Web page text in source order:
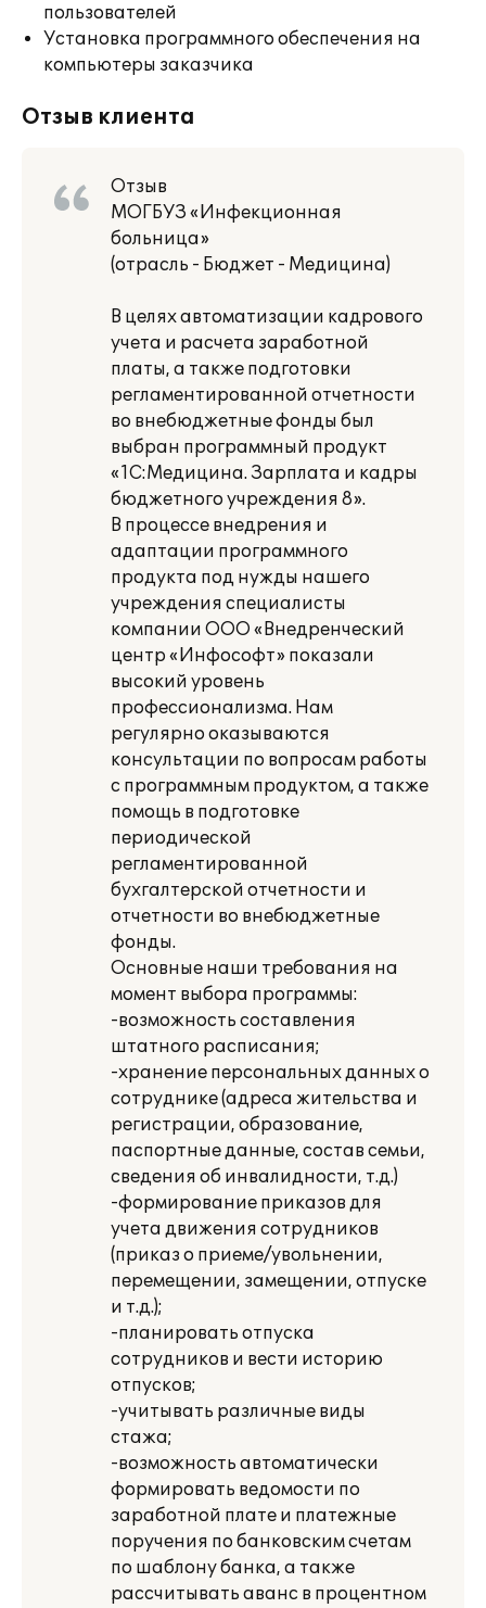
пользователей
Установка программного обеспечения на
компьютеры заказчика
Отзыв клиента
Отзыв
МОГБУЗ «Инфекционная
больница»
(отрасль - Бюджет - Медицина)
В целях автоматизации кадрового
учета и расчета заработной
платы, а также подготовки
регламентированной отчетности
во внебюджетные фонды был
выбран программный продукт
«1С:Медицина. Зарплата и кадры
бюджетного учреждения 8».
В процессе внедрения и
адаптации программного
продукта под нужды нашего
учреждения специалисты
компании ООО «Внедренческий
центр «Инфософт» показали
высокий уровень
профессионализма. Нам
регулярно оказываются
консультации по вопросам работы
с программным продуктом, а также
помощь в подготовке
периодической
регламентированной
бухгалтерской отчетности и
отчетности во внебюджетные
фонды.
Основные наши требования на
момент выбора программы:
-возможность составления
штатного расписания;
-хранение персональных данных о
сотруднике (адреса жительства и
регистрации, образование,
паспортные данные, состав семьи,
сведения об инвалидности, т.д.)
-формирование приказов для
учета движения сотрудников
(приказ о приеме/увольнении,
перемещении, замещении, отпуске
и т.д.);
-планировать отпуска
сотрудников и вести историю
отпусков;
-учитывать различные виды
стажа;
-возможность автоматически
формировать ведомости по
заработной плате и платежные
поручения по банковским счетам
по шаблону банка, а также
рассчитывать аванс в процентном